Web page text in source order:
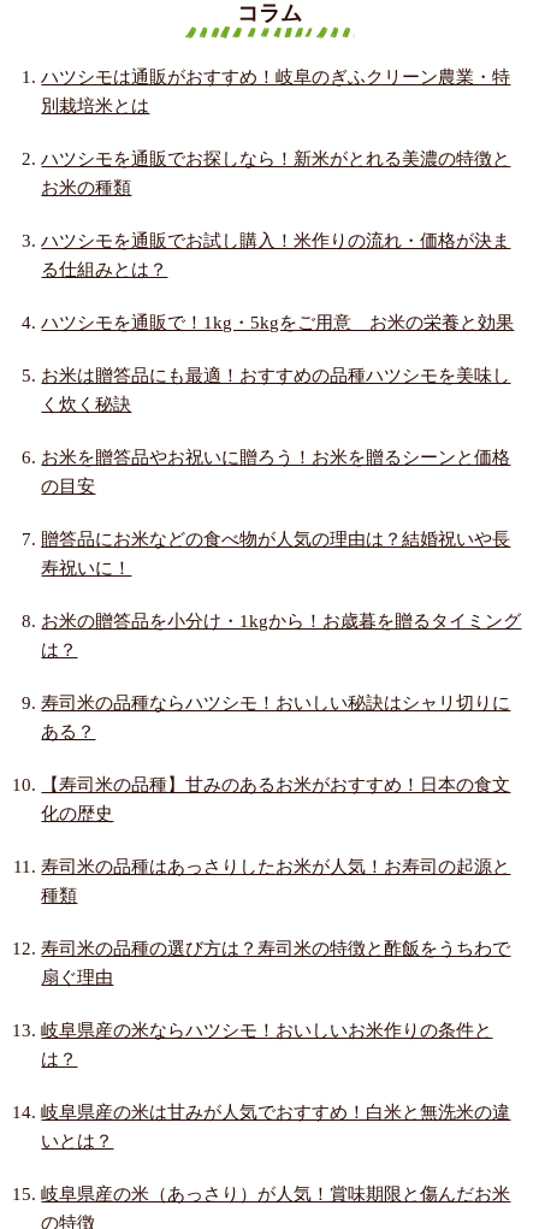
コラム
ハツシモは通販がおすすめ！岐阜のぎふクリーン農業・特
別栽培米とは
ハツシモを通販でお探しなら！新米がとれる美濃の特徴と
お米の種類
ハツシモを通販でお試し購入！米作りの流れ・価格が決ま
る仕組みとは？
ハツシモを通販で！1kg・5kgをご用意 お米の栄養と効果
お米は贈答品にも最適！おすすめの品種ハツシモを美味し
く炊く秘訣
お米を贈答品やお祝いに贈ろう！お米を贈るシーンと価格
の目安
贈答品にお米などの食べ物が人気の理由は？結婚祝いや長
寿祝いに！
お米の贈答品を小分け・1kgから！お歳暮を贈るタイミング
は？
寿司米の品種ならハツシモ！おいしい秘訣はシャリ切りに
ある？
【寿司米の品種】甘みのあるお米がおすすめ！日本の食文
化の歴史
寿司米の品種はあっさりしたお米が人気！お寿司の起源と
種類
寿司米の品種の選び方は？寿司米の特徴と酢飯をうちわで
扇ぐ理由
岐阜県産の米ならハツシモ！おいしいお米作りの条件と
は？
岐阜県産の米は甘みが人気でおすすめ！白米と無洗米の違
いとは？
岐阜県産の米（あっさり）が人気！賞味期限と傷んだお米
の特徴